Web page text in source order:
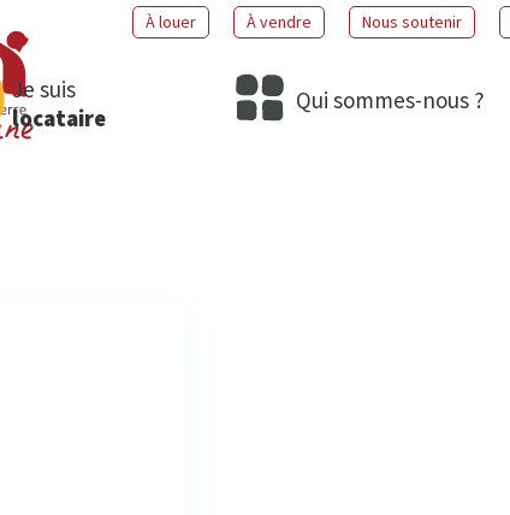
À louer À vendre Nous soutenir
Je suis
locataire
Qui sommes-nous ?